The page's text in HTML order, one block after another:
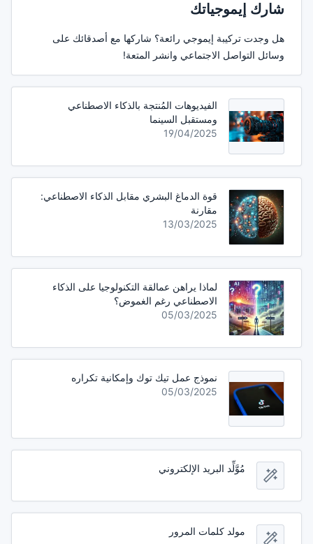
شارك إيموجياتك
هل وجدت تركيبة إيموجي رائعة؟ شاركها مع أصدقائك على
وسائل التواصل الاجتماعي وانشر المتعة!
الفيديوهات المُنتجة بالذكاء الاصطناعي
ومستقبل السينما
19/04/2025
قوة الدماغ البشري مقابل الذكاء الاصطناعي:
مقارنة
13/03/2025
لماذا يراهن عمالقة التكنولوجيا على الذكاء
الاصطناعي رغم الغموض؟
05/03/2025
نموذج عمل تيك توك وإمكانية تكراره
05/03/2025
مُوَّلِّد البريد الإلكتروني
مولد كلمات المرور